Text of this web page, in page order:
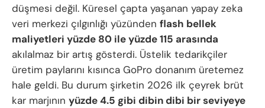
düşmesi değil. Küresel çapta yaşanan yapay zeka
veri merkezi çılgınlığı yüzünden flash bellek
maliyetleri yüzde 80 ile yüzde 115 arasında
akılalmaz bir artış gösterdi. Üstelik tedarikçiler
üretim paylarını kısınca GoPro donanım üretemez
hale geldi. Bu durum şirketin 2026 ilk çeyrek brüt
kar marjının yüzde 4.5 gibi dibin dibi bir seviyeye